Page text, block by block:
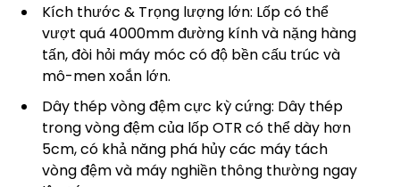
Kích thước & Trọng lượng lớn: Lốp có thể
vượt quá 4000mm đường kính và nặng hàng
tấn, đòi hỏi máy móc có độ bền cấu trúc và
mô-men xoắn lớn.
Dây thép vòng đệm cực kỳ cứng: Dây thép
trong vòng đệm của lốp OTR có thể dày hơn
5cm, có khả năng phá hủy các máy tách
vòng đệm và máy nghiền thông thường ngay